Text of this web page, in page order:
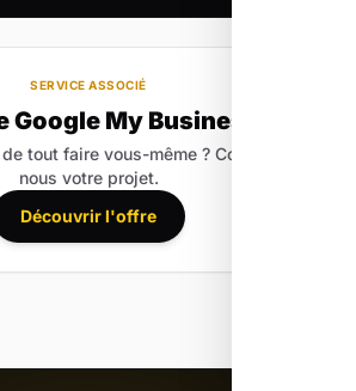
SERVICE ASSOCIÉ
Google My Business
tout faire vous-même ? Confiez-
nous votre projet.
Découvrir l'offre